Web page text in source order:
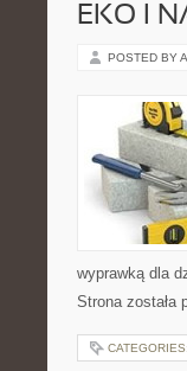
EKO I
POSTED BY
wyprawką dla
Strona została
CATEGORIES: